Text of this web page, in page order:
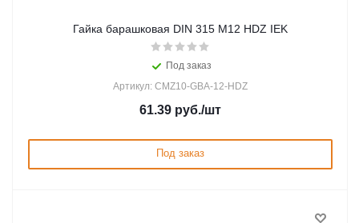
Гайка барашковая DIN 315 М12 HDZ IEK
Под заказ
Артикул: CMZ10-GBA-12-HDZ
61.39 руб./шт
Под заказ